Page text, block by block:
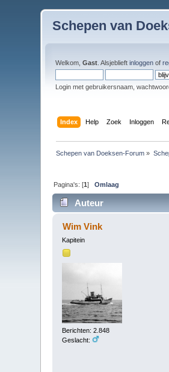
Schepen van
Welkom,Gast . Alsjeblieftinloggen of
Login met gebruikersnaam,
Index Help Zoek Inloggen
Schepen van Doeksen-Forum »
Pagina's: [1]Omlaag
Auteur
Wim Vink
Kapitein
Berichten: 2.848
Geslacht: